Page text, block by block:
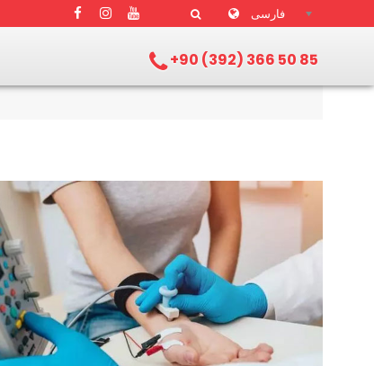
فارسی
+90 (392) 366 50 85